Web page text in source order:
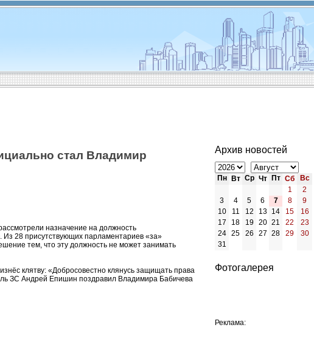
стал Владимир
назначение на должность
28 присутствующих парламентариев «за»
тем, что эту должность не может занимать
клятву: «Добросовестно клянусь защищать права
ЗС Андрей Епишин поздравил Владимира Бабичева
Архив новостей
Пн Вт Ср Чт Пт Сб
Вс
1
2
3
4 5 6 7 8
9
10
11 12 13 14 15
16
17
18 19 20 21 22
23
24
25 26 27 28 29
30
31
Фотогалерея
Реклама: